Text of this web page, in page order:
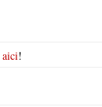
aici!